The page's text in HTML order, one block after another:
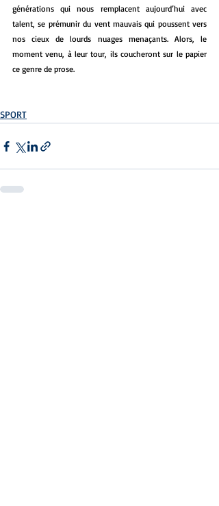
générations qui nous remplacent aujourd’hui avec
talent, se prémunir du vent mauvais qui poussent vers
nos cieux de lourds nuages menaçants. Alors, le
moment venu, à leur tour, ils coucheront sur le papier
ce genre de prose.
SPORT